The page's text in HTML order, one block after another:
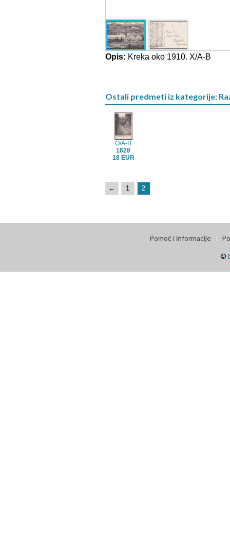
Opis: Kreka oko 1910. X/A-B
Ostali predmeti iz kategorije:
O/A-B
1628
18 EUR
← 1 2
Pomoć i informacije
©